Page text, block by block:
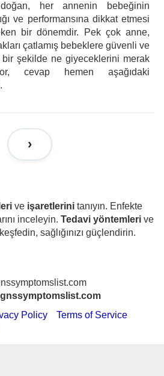
her annenin bebeğinin
ve performansına dikkat etmesi
bir dönemdir. Pek çok anne,
çatlamış bebeklere güvenli ve
bir şekilde ne giyeceklerini merak
cevap hemen aşağıdaki
ve işaretlerinitanıyın. Enfekte
inceleyin. Tedavi yöntemleri ve
sağlığınızı güçlendirin.
Policy
Terms of Service